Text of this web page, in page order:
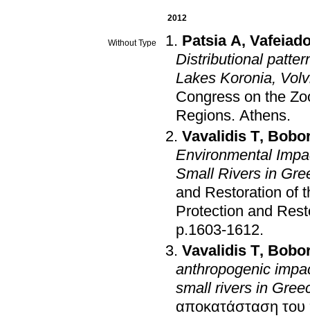
2012
Without Type Patsia A,
Distributional
Lakes Koronia,
Congress on the
Regions. Athens.
Vavalidis T,
Environmental
Small Rivers in
and Restoration of
Protection and
p.1603-1612.
Vavalidis T,
anthropogenic
small rivers in
αποκατάσταση του